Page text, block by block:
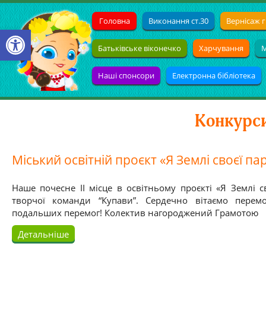
Open toolbar
Головна Виконання ст.30 Вернісаж
Батьківське віконечко Харчування
Наші спонсори Електронна бібліотека
Міський освітній проєкт «Я Землі своєї
Наше почесне ІI місце в освітньому проєкті «Я Землі
творчої команди “Купави”. Сердечно вітаємо
подальших перемог! Колектив нагороджений Грамотою
Детальніше